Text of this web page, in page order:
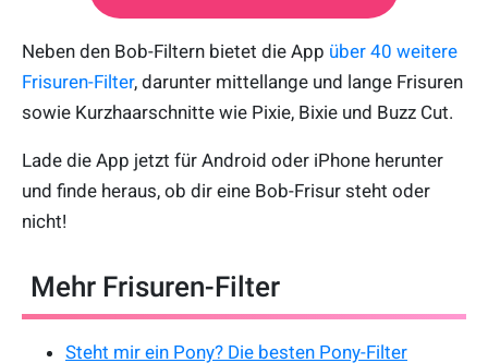
Neben den Bob-Filtern bietet die App über 40 weitere
Frisuren-Filter, darunter mittellange und lange Frisuren
sowie Kurzhaarschnitte wie Pixie, Bixie und Buzz Cut.
Lade die App jetzt für Android oder iPhone herunter
und finde heraus, ob dir eine Bob-Frisur steht oder
nicht!
Mehr Frisuren-Filter
Steht mir ein Pony? Die besten Pony-Filter